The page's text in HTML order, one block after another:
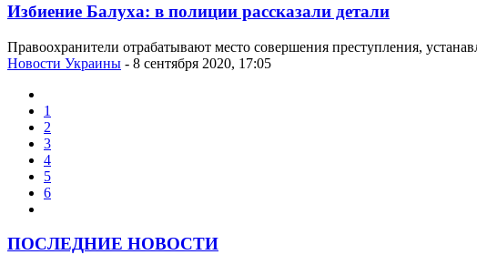
Избиение Балуха: в полиции рассказали детали
Правоохранители отрабатывают место совершения преступления,
Новости Украины - 8 сентября 2020, 17:05
1
2
3
4
5
6
ПОСЛЕДНИЕ НОВОСТИ